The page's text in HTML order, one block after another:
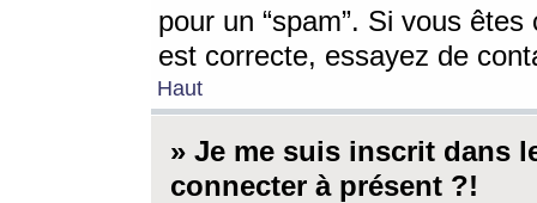
pour un “spam”. Si vous
est correcte, essayez de
Haut
» Je me suis inscrit dans
connecter à présent ?!